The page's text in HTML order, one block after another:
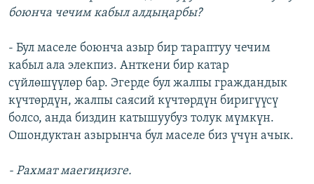
боюнча чечим кабыл алдыңарбы?
- Бул маселе боюнча азыр бир тараптуу чечим
кабыл ала элекпиз. Анткени бир катар
сүйлөшүүлөр бар. Эгерде бул жалпы граждандык
күчтөрдүн, жалпы саясий күчтөрдүн биригүүсү
болсо, анда биздин катышуубуз толук мүмкүн.
Ошондуктан азырынча бул маселе биз үчүн ачык.
- Рахмат маегиңизге.